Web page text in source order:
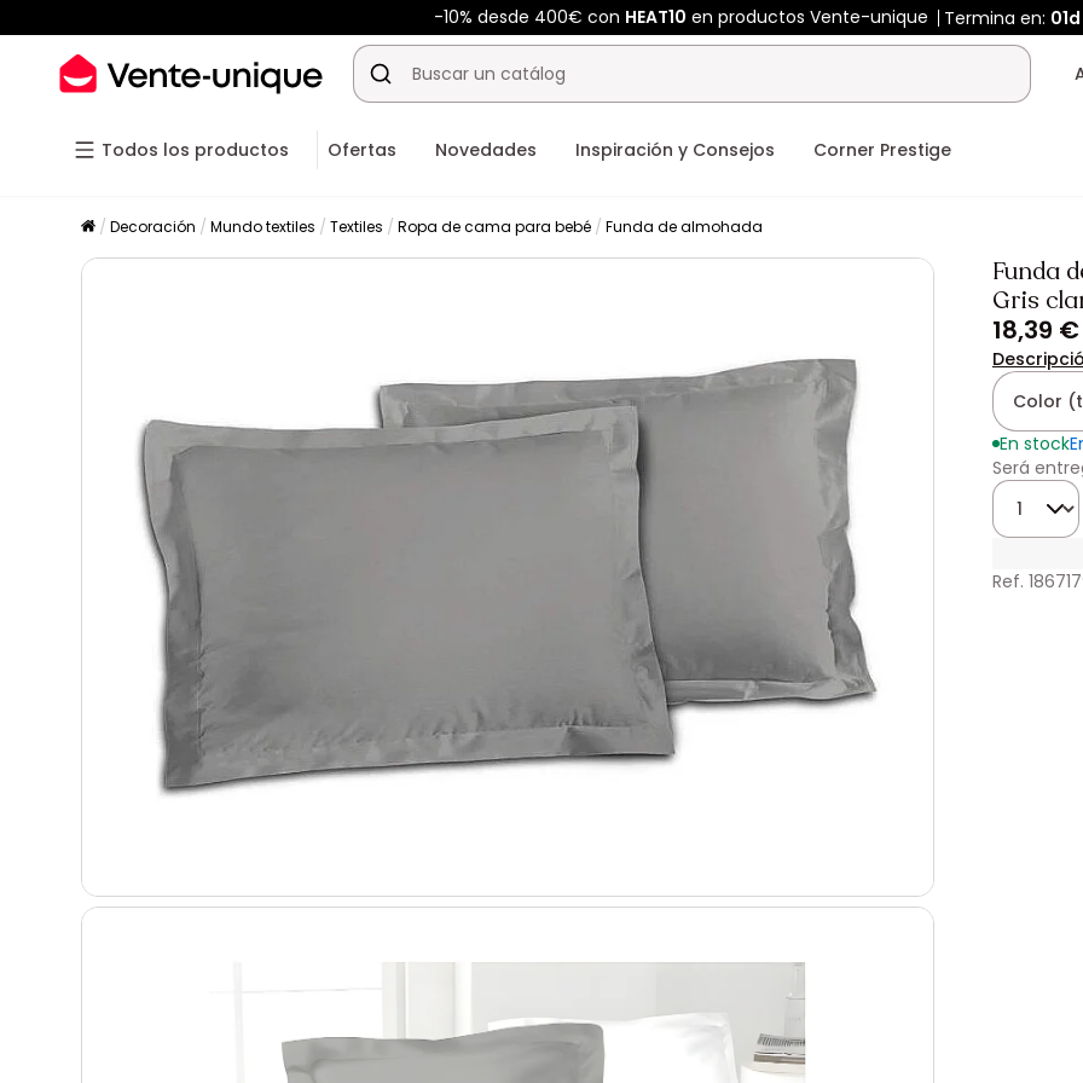
-10% desde 400€ con HEAT10 en productos Vente-unique Termina en: 01d
Todos los productos Ofertas Novedades Inspiración y Consejos Corner Prestige
Decoración Mundo textiles Textiles Ropa de cama para bebé Funda de almohada
Funda
Gris
18,39 €
Color
En stock
Será
Cantidad
Ref.